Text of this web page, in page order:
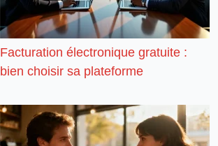
Facturation électronique gratuite :
bien choisir sa plateforme